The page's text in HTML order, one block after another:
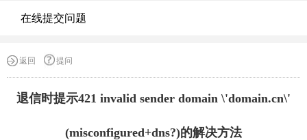
在线提交问题
返回 提问
退信时提示421 invalid sender domain \'domain.cn\'
(misconfigured+dns?)的解决方法